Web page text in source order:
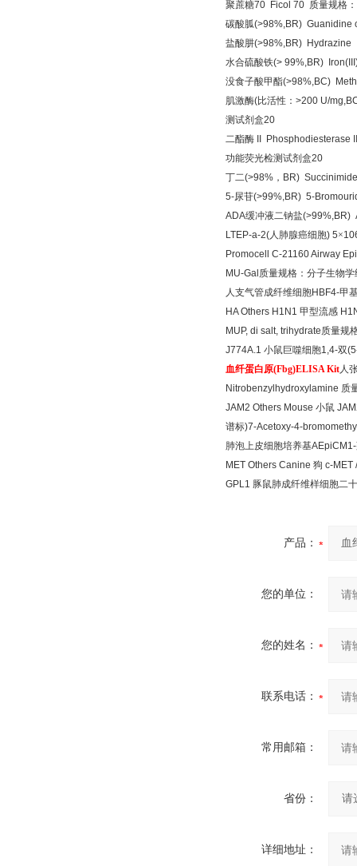
聚蔗糖70 Ficol 70 质量规格：
碳酸胍(>98%,BR)
盐酸肼(>98%,BR)
水合硫酸铁(> 99%,BR)
没食子酸甲酯(>98%,BC)
肌激酶(比活性： >200 U/
测试剂盒20
二酯酶 II Phosphodiesterase
功能荧光检测试剂盒20
丁二(>98% ， BR)
5-尿苷(>99%,BR) 5-
ADA缓冲液二钠盐(>99%,BR)
LTEP-a-2(人肺腺癌细胞) 5×
Promocell C-21160 Airway
MU-Gal 质量规格：分子生物学
人支气管成纤维细胞HBF4-甲
HA Others H1N1 甲型流感
MUP, di salt, trihydrate质量规
J774A.1 小鼠巨噬细胞1,4-双
血纤蛋白原(Fbg)ELISA Kit人
Nitrobenzylhydroxylamine 质
JAM2 Others Mouse 小鼠
谱标)7-Acetoxy-4-
肺泡上皮细胞培养基AEpiCM1-
MET Others Canine 狗 c-MET
GPL1 豚鼠肺成纤维样细胞二
产品：
您的单位：
您的姓名：
联系电话：
常用邮箱：
省份：
详细地址：